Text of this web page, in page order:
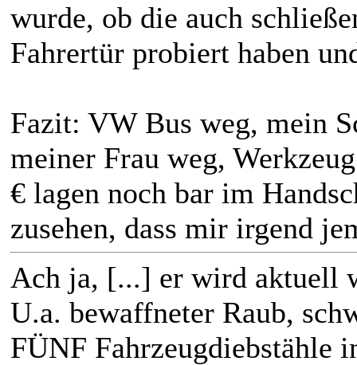
wurde, ob die auch
Fahrertür probiert haben
Fazit: VW Bus weg, mein
meiner Frau weg,
€ lagen noch bar im
zusehen, dass mir irgend
Ach ja, [...] er wird aktuell
U.a. bewaffneter Raub,
FÜNF Fahrzeugdiebstähle